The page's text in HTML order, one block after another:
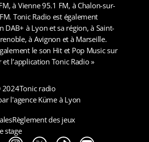
à Vienne 95.1 FM, à Chalon-sur-
Tonic Radio est également
DAB+ à Lyon et sa région, à Saint-
à Avignon et à Marseille.
le son Hit et Pop Music sur
l’application Tonic Radio »
2024Tonic radio
l'agence Küme à Lyon
Règlement des jeux
stage